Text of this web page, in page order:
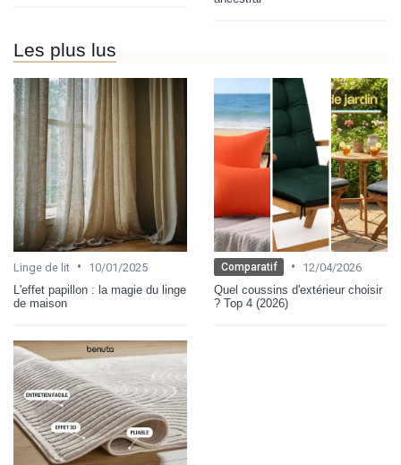
Les plus lus
Linge de lit •
10/01/2025
L'effet papillon : la magie du linge
de maison
Comparatif •
12/04/2026
Quel coussins d'extérieur choisir
? Top 4 (2026)